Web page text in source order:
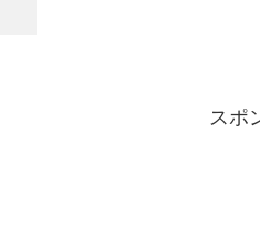
スポ